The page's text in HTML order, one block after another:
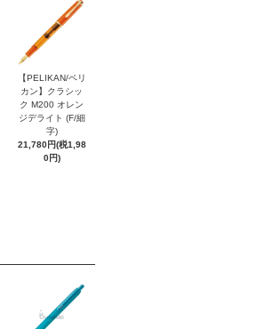
【PELIKAN/ペリ
カン】クラシッ
ク M200 オレン
ジデライト (F/細
字)
21,780円(税1,98
0円)